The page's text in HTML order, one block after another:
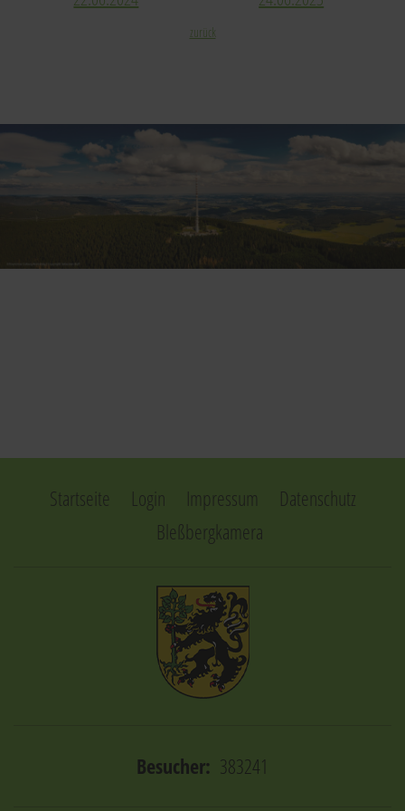
zurück
Startseite Login Impressum
Datenschutz
Bleßbergkamera
Besucher: 383241